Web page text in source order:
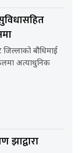
बौधिमाई
अत्याधुनिक
झाद्वारा